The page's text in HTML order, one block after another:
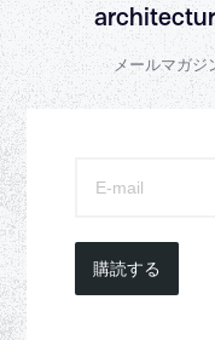
メールマガジ
購読する